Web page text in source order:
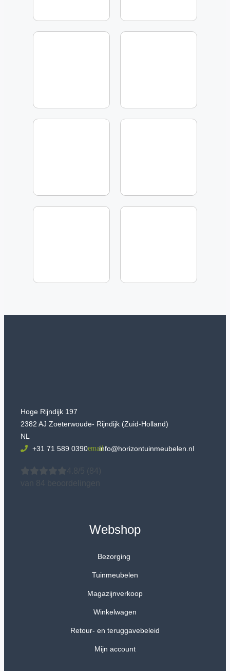
Hoge Rijndijk 197
2382 AJ Zoeterwoude- Rijndijk (Zuid-Holland)
NL
+31 71 589 0390
info@horizontuinmeubelen.nl
4.8/5
(84)
van 84 beoordelingen
Webshop
Bezorging
Tuinmeubelen
Magazijnverkoop
Winkelwagen
Retour- en teruggavebeleid
Mijn account